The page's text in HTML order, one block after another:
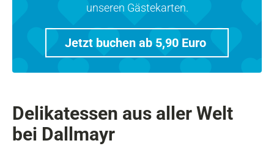
unseren Gästekarten.
Jetzt buchen ab 5,90 Euro
Delikatessen aus aller Welt
bei Dallmayr